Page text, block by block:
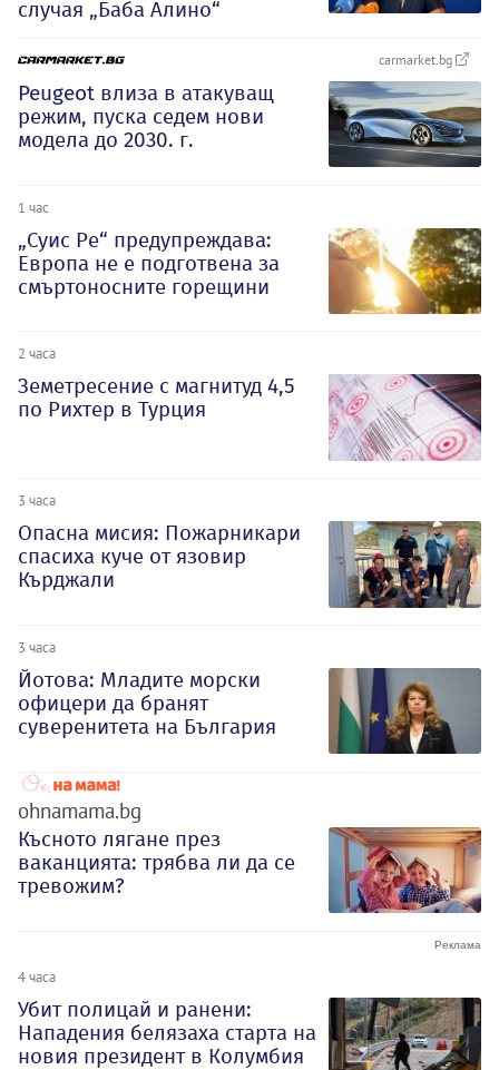
случая „Баба Алино“
carmarket.bg
Peugeot влиза в атакуващ
режим, пуска седем нови
модела до 2030. г.
1 час
„Суис Ре“ предупреждава:
Европа не е подготвена за
смъртоносните горещини
2 часа
Земетресение с магнитуд 4,5
по Рихтер в Турция
3 часа
Опасна мисия: Пожарникари
спасиха куче от язовир
Кърджали
3 часа
Йотова: Младите морски
офицери да бранят
суверенитета на България
ohnamama.bg
Късното лягане през
ваканцията: трябва ли да се
тревожим?
4 часа
Убит полицай и ранени:
Нападения белязаха старта на
новия президент в Колумбия